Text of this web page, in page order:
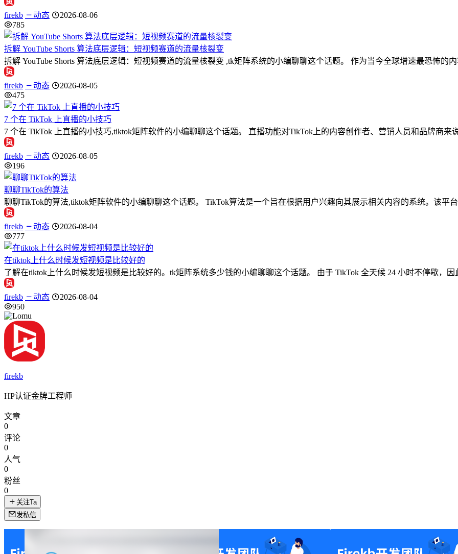
firekb 动态
2026-08-06
785
拆解 YouTube Shorts 算法底层逻辑：短视频赛道的流量核裂变
拆解 YouTube Shorts 算法底层逻辑：短视频赛道的流量核裂变 ,tk矩阵系统的小编聊聊这个话题。 作为当今全球增速最恐怖的
firekb 动态
2026-08-05
475
7 个在 TikTok 上直播的小技巧
7 个在 TikTok 上直播的小技巧,tiktok矩阵软件的小编聊聊这个话题。 直播功能对TikTok上的内容创作者、营销人员和品牌商来
firekb 动态
2026-08-05
196
聊聊TikTok的算法
聊聊TikTok的算法,tiktok矩阵软件的小编聊聊这个话题。 TikTok算法是一个旨在根据用户兴趣向其展示相关内容的系统。该平
firekb 动态
2026-08-04
777
在tiktok上什么时候发短视频是比较好的
了解在tiktok上什么时候发短视频是比较好的。tk矩阵系统多少钱的小编聊聊这个话题。 由于 TikTok 全天候 24 小时不停歇，
firekb 动态
2026-08-04
950
firekb
HP认证金牌工程师
文章
0
评论
0
人气
0
粉丝
0
关注Ta
发私信